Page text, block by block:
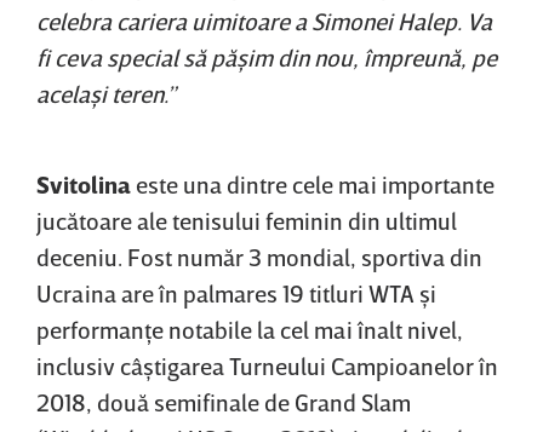
celebra cariera uimitoare a Simonei Halep. Va
fi ceva special să păşim din nou, împreună, pe
acelaşi teren.”
Svitolina este una dintre cele mai importante
jucătoare ale tenisului feminin din ultimul
deceniu. Fost număr 3 mondial, sportiva din
Ucraina are în palmares 19 titluri WTA şi
performanţe notabile la cel mai înalt nivel,
inclusiv câştigarea Turneului Campioanelor în
2018, două semifinale de Grand Slam